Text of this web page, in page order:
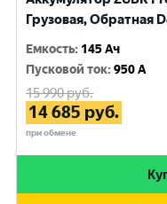
Грузовая, Обратная
Емкость: 145 Ач
Пусковой ток:950 A
15 990руб.
14 685 руб.
при обмене